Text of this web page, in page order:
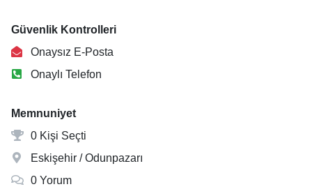
Güvenlik Kontrolleri
Onaysız E-Posta
Onaylı Telefon
Memnuniyet
0 Kişi Seçti
Eskişehir / Odunpazarı
0 Yorum